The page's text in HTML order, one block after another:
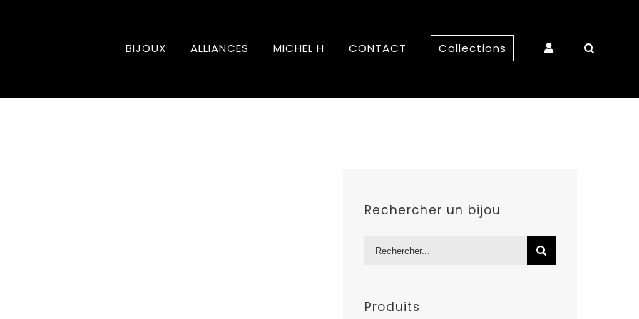
BIJOUX ALLIANCES MICHEL H CONTACT Collections
Rechercher un bijou
Rechercher:
Produits